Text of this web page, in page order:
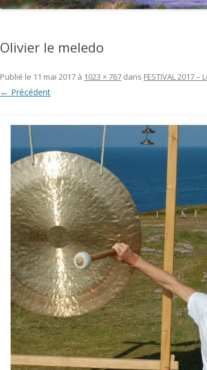
SOMMES-NOUS ?
ALLONS-NOUS ?
Olivier le meledo
Publié le 11 mai 2017 à 1023 × 767 dans FESTIVAL 2017
← Précédent